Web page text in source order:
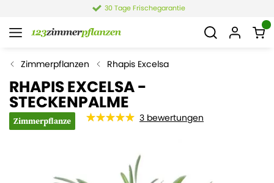
30 Tage Frischegarantie
Zimmerpflanzen Rhapis Excelsa
RHAPIS EXCELSA -
STECKENPALME
Zimmerpflanze 3 bewertungen